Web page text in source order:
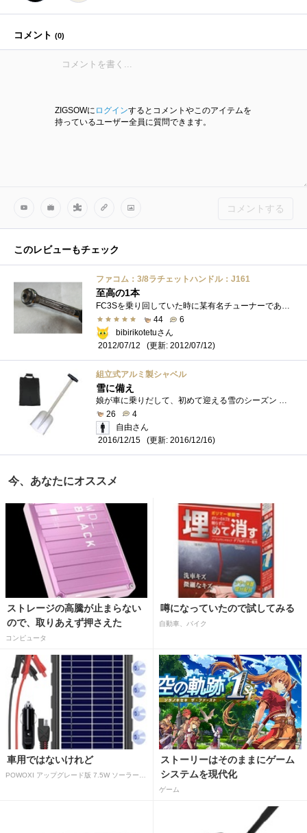
コメント (0)
ZIGSOWに ログインするとコメントやこのアイテムを
持っているユーザー全員に質問できます。
コメントする
このレビューもチェック
ファコム：3/8ラチェットハンドル：J161
至高の1本
FC3Sを乗り回していた時に某有名チューナーである師から頂いた思いでのラチェットどの車でも同じですがけっこうアクロバティックに手を侵入さ�...
44
6
bibirikotetuさん
2012/07/12
(更新: 2012/07/12)
組立式アルミ製シャベル
雪に備え
娘が車に乗りだして、初めて迎える雪のシーズン こちらでは、車にスコップを載せておくことは常識です。駐車場から出る際に、車の前に積もっ...
26
4
自由さん
2016/12/15
(更新: 2016/12/16)
今、あなたにオススメ
ストレージの高騰が止まらない
ので、取りあえず押さえた
コンピュータ
噂になっていたので試してみる
自動車、バイク
車用ではないけれど
ストーリーはそのままにゲーム
システムを現代化
ゲーム